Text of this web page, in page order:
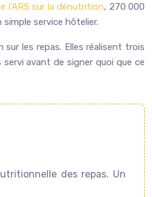
l’ARS sur la dénutrition, 270 000
service hôtelier.
les repas. Elles réalisent trois
avant de signer quoi que ce
des repas. Un